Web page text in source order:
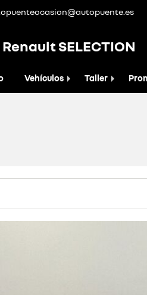
Renault SELECTION
Vehículos Taller